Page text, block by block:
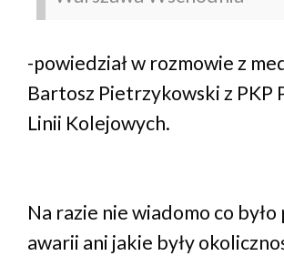
-powiedział w rozmowie z
Bartosz Pietrzykowski z PKP
Linii Kolejowych.
Na razie nie wiadomo co
awarii ani jakie były